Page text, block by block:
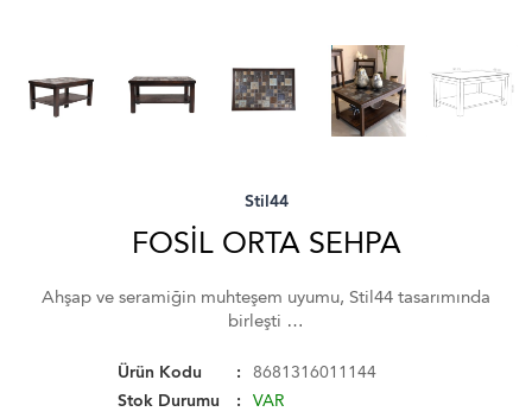
Stil44
FOSİL ORTA SEHPA
Ahşap ve seramiğin muhteşem uyumu, Stil44 tasarımında
birleşti …
Ürün Kodu
8681316011144
Stok Durumu
VAR